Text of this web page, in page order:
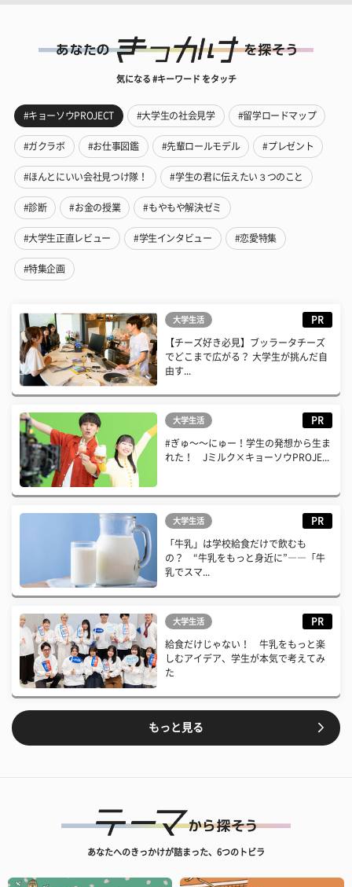
気になる #キーワード をタッチ
#キョーソウPROJECT #大学生の社会見学 #留学ロードマップ
#ガクラボ #お仕事図鑑 #先輩ロールモデル #プレゼント
#ほんとにいい会社見つけ隊！ #学生の君に伝えたい３つのこと
#診断 #お金の授業 #もやもや解決ゼミ
#大学生正直レビュー #学生インタビュー #恋愛特集
#特集企画
大学生活 PR
【チーズ好き必見】ブッラータチーズ
でどこまで広がる？ 大学生が挑んだ自
由す...
大学生活 PR
#ぎゅ〜〜にゅー！学生の発想から生ま
れた！ Jミルク×キョーソウPROJE...
大学生活 PR
「牛乳」は学校給食だけで飲むも
の？ “牛乳をもっと身近に”――「牛
乳でスマ...
大学生活 PR
給食だけじゃない！ 牛乳をもっと楽
しむアイデア、学生が本気で考えてみ
た
もっと見る
あなたへのきっかけが詰まった、6つのトビラ